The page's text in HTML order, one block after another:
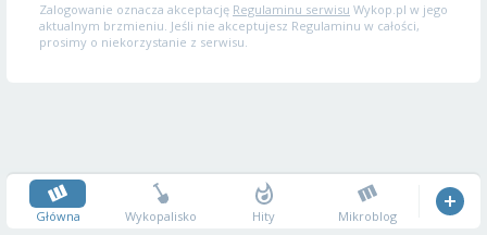
Zalogowanie oznacza akceptację Regulaminu serwisu Wykop.pl w jego
aktualnym brzmieniu. Jeśli nie akceptujesz Regulaminu w całości,
prosimy o niekorzystanie z serwisu.
Główna Wykopalisko Hity Mikroblog